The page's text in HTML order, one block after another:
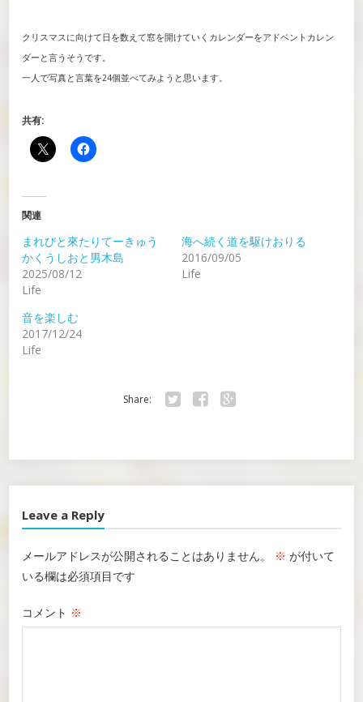
クリスマスに向けて日を数えて窓を開けていくカレンダーをアドベントカレン
ダーと言うそうです。
一人で写真と言葉を24個並べてみようと思います。
共有:
関連
まれびと來たりてーきゅう
かくうしおと男木島
2025/08/12
Life
海へ続く道を駆けおりる
2016/09/05
Life
音を楽しむ
2017/12/24
Life
Share:
Leave a Reply
メールアドレスが公開されることはありません。 ※ が付いて
いる欄は必須項目です
コメント ※